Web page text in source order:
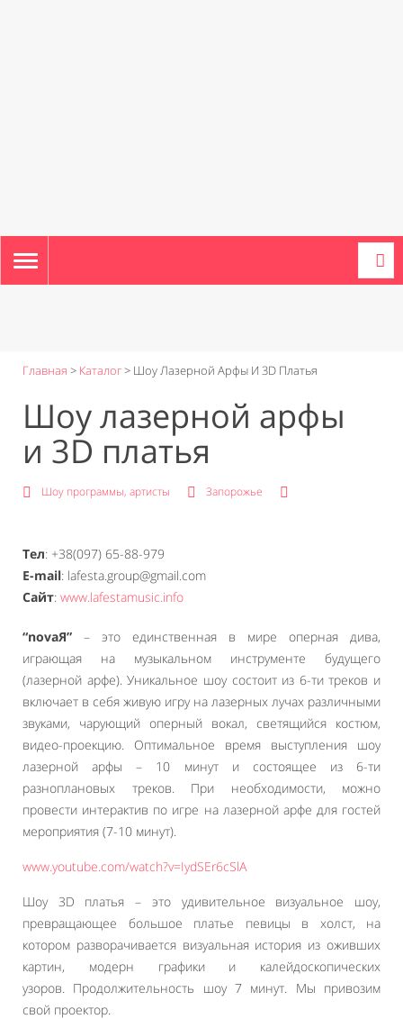
TOGGLE
NAVIGATION
Главная > Каталог> Шоу Лазерной Арфы И 3D Платья
Шоу лазерной арфы
и 3D платья
Шоу программы, артисты Запорожье
Тел: +38(097) 65-88-979
E-mail: lafesta.group@gmail.com
Сайт: www.lafestamusic.info
“novaЯ” – это единственная в мире оперная дива,
играющая на музыкальном инструменте будущего
(лазерной арфе). Уникальное шоу состоит из 6-ти треков и
включает в себя живую игру на лазерных лучах различными
звуками, чарующий оперный вокал, светящийся костюм,
видео-проекцию. Оптимальное время выступления шоу
лазерной арфы – 10 минут и состоящее из 6-ти
разноплановых треков. При необходимости, можно
провести интерактив по игре на лазерной арфе для гостей
мероприятия (7-10 минут).
www.youtube.com/watch?v=IydSEr6cSlA
Шоу 3D платья – это удивительное визуальное шоу,
превращающее большое платье певицы в холст, на
котором разворачивается визуальная история из оживших
картин, модерн графики и калейдоскопических
узоров. Продолжительность шоу 7 минут. Мы привозим
свой проектор.